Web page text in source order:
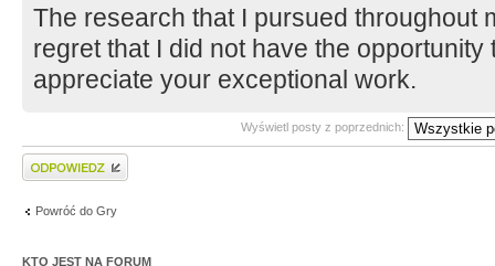
The research that I pursued throughout
regret that I did not have the opportunity
appreciate your exceptional work.
Wyświetl posty z poprzednich:
Wyślij odpowiedź
Powróć do Gry
KTO JEST NA FORUM